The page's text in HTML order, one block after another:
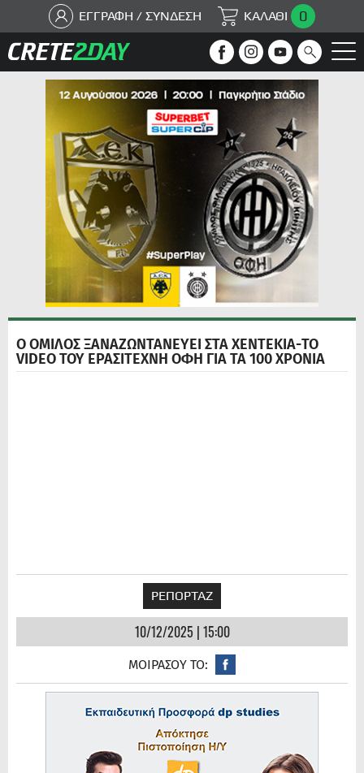
ΕΓΓΡΑΦΗ / ΣΥΝΔΕΣΗ ΚΑΛΑΘΙ 0
Ο ΟΜΙΛΟΣ ΞΑΝΑΖΩΝΤΑΝΕΥΕΙ ΣΤΑ ΧΕΝΤΕΚΙΑ-ΤΟ
VIDEO ΤΟΥ ΕΡΑΣΙΤΕΧΝΗ ΟΦΗ ΓΙΑ ΤΑ 100 ΧΡΟΝΙΑ
ΡΕΠΟΡΤΑΖ
10/12/2025 | 15:00
ΜΟΙΡΑΣΟΥ ΤΟ: